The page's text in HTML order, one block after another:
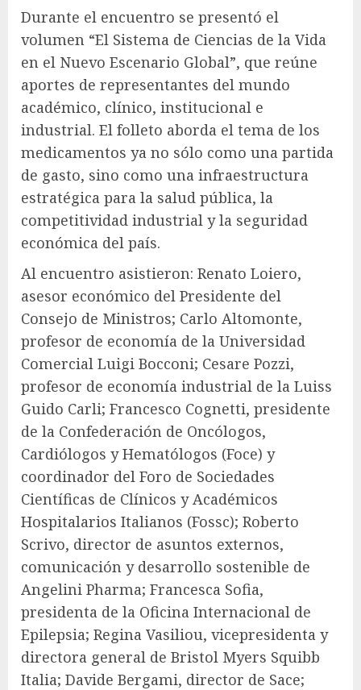
Durante el encuentro se presentó el
volumen “El Sistema de Ciencias de la Vida
en el Nuevo Escenario Global”, que reúne
aportes de representantes del mundo
académico, clínico, institucional e
industrial. El folleto aborda el tema de los
medicamentos ya no sólo como una partida
de gasto, sino como una infraestructura
estratégica para la salud pública, la
competitividad industrial y la seguridad
económica del país.
Al encuentro asistieron: Renato Loiero,
asesor económico del Presidente del
Consejo de Ministros; Carlo Altomonte,
profesor de economía de la Universidad
Comercial Luigi Bocconi; Cesare Pozzi,
profesor de economía industrial de la Luiss
Guido Carli; Francesco Cognetti, presidente
de la Confederación de Oncólogos,
Cardiólogos y Hematólogos (Foce) y
coordinador del Foro de Sociedades
Científicas de Clínicos y Académicos
Hospitalarios Italianos (Fossc); Roberto
Scrivo, director de asuntos externos,
comunicación y desarrollo sostenible de
Angelini Pharma; Francesca Sofia,
presidenta de la Oficina Internacional de
Epilepsia; Regina Vasiliou, vicepresidenta y
directora general de Bristol Myers Squibb
Italia; Davide Bergami, director de Sace;